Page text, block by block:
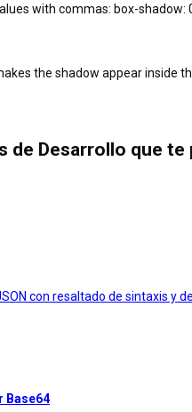
with commas: box-shadow:
the shadow appear inside
de Desarrollo que
con resaltado de sintaxis y
Base64